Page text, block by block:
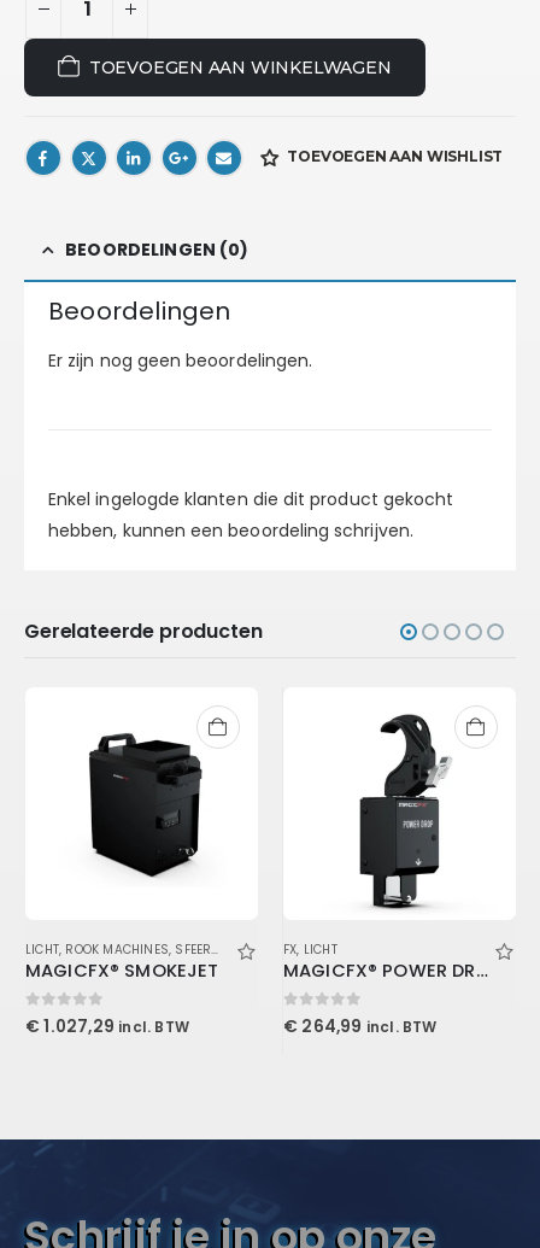
TOEVOEGEN AAN WINKELWAGEN
TOEVOEGEN AAN WISHLIST
BEOORDELINGEN (0)
Beoordelingen
Er zijn nog geen beoordelingen.
Enkel ingelogde klanten die dit product gekocht
hebben, kunnen een beoordeling schrijven.
Gerelateerde producten
LICHT, ROOK MACHINES, SFEER EN EFFECTEN
MAGICFX® SMOKEJET
0out of 5
€ 1.027,29 incl. BTW
FX, LICHT
MAGICFX® POWER DROP
0out of 5
€ 264,99 incl. BTW